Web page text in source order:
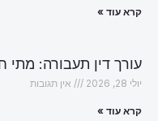
קרא עוד »
עורך דין תעבורה: מתי
יולי 28, 2026 אין תגובות
קרא עוד »